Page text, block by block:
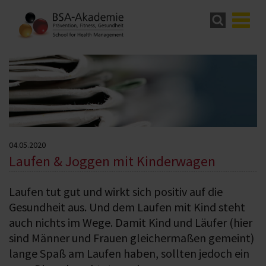
04.05.2020
Laufen & Joggen mit Kinderwagen
Laufen tut gut und wirkt sich positiv auf die
Gesundheit aus. Und dem Laufen mit Kind steht
auch nichts im Wege. Damit Kind und Läufer (hier
sind Männer und Frauen gleichermaßen gemeint)
lange Spaß am Laufen haben, sollten jedoch ein